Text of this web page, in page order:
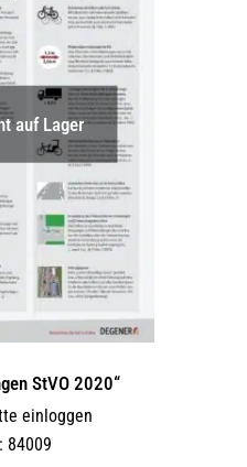
Optionen
können
auf
der
Produktseite
gewählt
werden
auf Lager
StVO 2020“
einloggen
84009